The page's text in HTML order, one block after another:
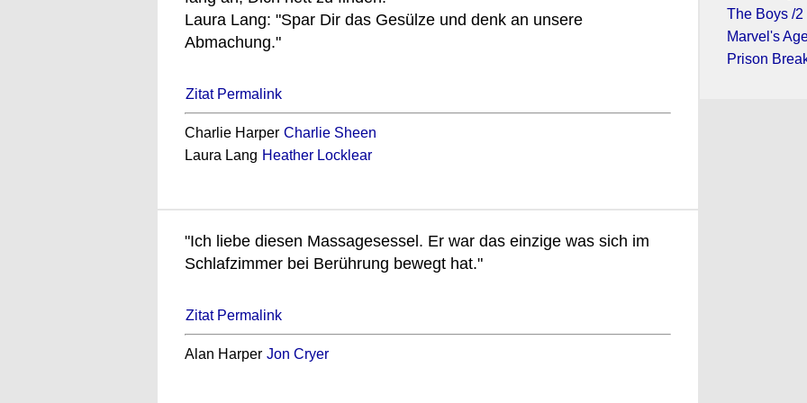
Laura Lang: "Spar Dir das Gesülze und denk an unsere
Abmachung."
Zitat Permalink
Charlie Harper Charlie Sheen
Laura Lang Heather Locklear
"Ich liebe diesen Massagesessel. Er war das einzige was sich im
Schlafzimmer bei Berührung bewegt hat."
Zitat Permalink
Alan Harper Jon Cryer
The Boys /2
Marvel's
Prison